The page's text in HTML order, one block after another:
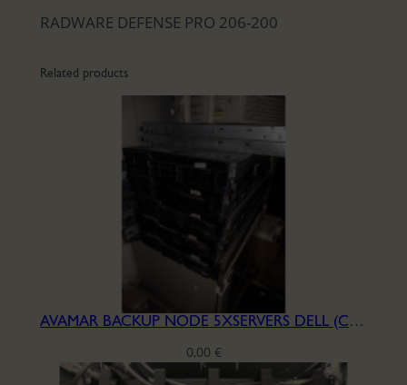
RADWARE DEFENSE PRO 206-200
Related products
AVAMAR BACKUP NODE 5XSERVERS DELL (CPU+MB+POWER)
0,00 €